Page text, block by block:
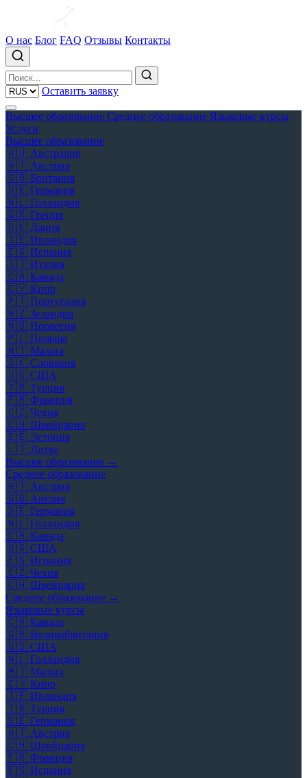
О нас Блог FAQ Отзывы Контакты
Оставить заявку
Высшее образование Среднее образование Языковые курсы
Услуги
Высшее образование
🇦🇺 Австралия
🇦🇹 Австрия
🇬🇧 Британия
🇩🇪 Германия
🇳🇱 Голландия
🇬🇷 Греция
🇩🇰 Дания
🇮🇪 Ирландия
🇪🇸 Испания
🇮🇹 Италия
🇨🇦 Канада
🇨🇾 Кипр
🇵🇹 Португалия
🇳🇿 Зеландия
🇳🇴 Норвегия
🇵🇱 Польша
🇲🇹 Мальта
🇸🇰 Словакия
🇺🇸 США
🇹🇷 Турция
🇫🇷 Франция
🇨🇿 Чехия
🇨🇭 Швейцария
🇪🇪 Эстония
🇱🇹 Литва
Высшее образование →
Среднее образование
🇦🇹 Австрия
🇬🇧 Англия
🇩🇪 Германия
🇳🇱 Голландия
🇨🇦 Канада
🇺🇸 США
🇪🇸 Испания
🇨🇿 Чехия
🇨🇭 Швейцария
Среднее образование →
Языковые курсы
🇨🇦 Канада
🇬🇧 Великобритания
🇺🇸 США
🇳🇱 Голландия
🇲🇹 Мальта
🇨🇾 Кипр
🇮🇪 Ирландия
🇹🇷 Турция
🇩🇪 Германия
🇦🇹 Австрия
🇨🇭 Швейцария
🇫🇷 Франция
🇪🇸 Испания